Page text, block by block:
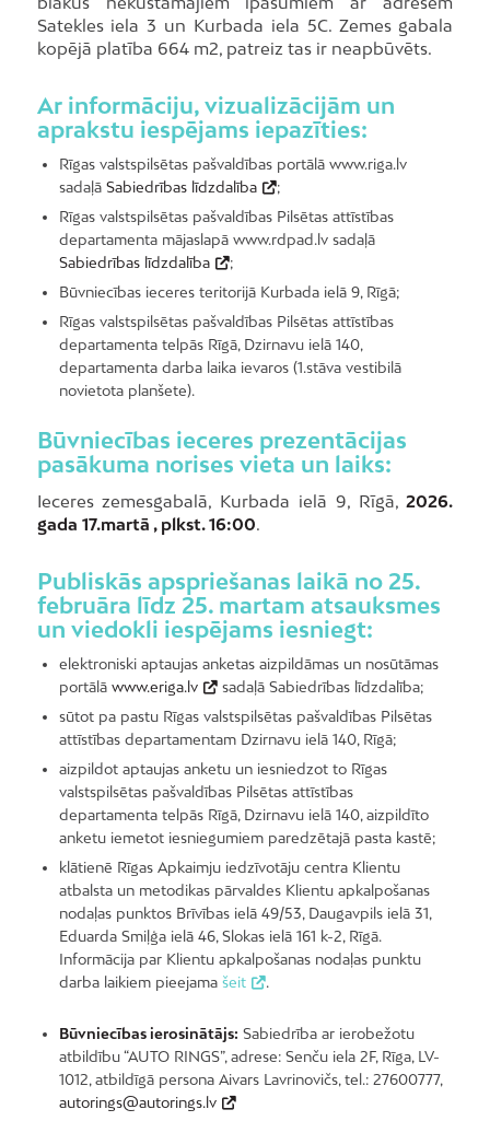
Satekles iela 3 un Kurbada iela 5C. Zemes gabala
kopējā platība 664 m2, patreiz tas ir neapbūvēts.
Ar informāciju, vizualizācijām un
aprakstu iespējams iepazīties:
Rīgas valstspilsētas pašvaldības portālā www.riga.lv
sadaļā Sabiedrības līdzdalība
;
Rīgas valstspilsētas pašvaldības Pilsētas attīstības
departamenta mājaslapā www.rdpad.lv sadaļā
Sabiedrības līdzdalība
;
Būvniecības ieceres teritorijā Kurbada ielā 9, Rīgā;
Rīgas valstspilsētas pašvaldības Pilsētas attīstības
departamenta telpās Rīgā, Dzirnavu ielā 140,
departamenta darba laika ievaros (1.stāva vestibilā
novietota planšete).
Būvniecības ieceres prezentācijas
pasākuma norises vieta un laiks:
Ieceres zemesgabalā, Kurbada ielā 9, Rīgā,2026.
gada 17.martā , plkst. 16:00.
Publiskās apspriešanas laikā no 25.
februāra līdz 25. martam atsauksmes
un viedokli iespējams iesniegt:
elektroniski aptaujas anketas aizpildāmas un nosūtāmas
portālā www.eriga.lv
sadaļā Sabiedrības līdzdalība;
sūtot pa pastu Rīgas valstspilsētas pašvaldības Pilsētas
attīstības departamentam Dzirnavu ielā 140, Rīgā;
aizpildot aptaujas anketu un iesniedzot to Rīgas
valstspilsētas pašvaldības Pilsētas attīstības
departamenta telpās Rīgā, Dzirnavu ielā 140, aizpildīto
anketu iemetot iesniegumiem paredzētajā pasta kastē;
klātienē Rīgas Apkaimju iedzīvotāju centra Klientu
atbalsta un metodikas pārvaldes Klientu apkalpošanas
nodaļas punktos Brīvības ielā 49/53, Daugavpils ielā 31,
Eduarda Smiļģa ielā 46, Slokas ielā 161 k-2, Rīgā.
Informācija par Klientu apkalpošanas nodaļas punktu
darba laikiem pieejama šeit .
Būvniecības ierosinātājs: Sabiedrība ar ierobežotu
atbildību “AUTO RINGS”, adrese: Senču iela 2F, Rīga, LV-
1012, atbildīgā persona Aivars Lavrinovičs, tel.: 27600777,
autorings@autorings.lv